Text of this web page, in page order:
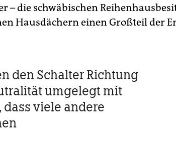
– die schwäbischen
Hausdächern einen Großteil der
den Schalter Richtung
umgelegt mit
dass viele andere